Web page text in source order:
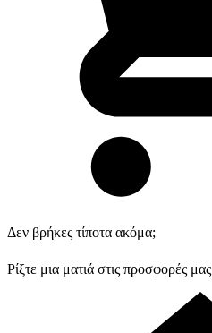
Δεν βρήκες τίποτα ακόμα;
Ρίξτε μια ματιά στις προσφορές μας